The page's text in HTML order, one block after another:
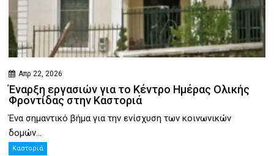
Απρ 22, 2026
Έναρξη εργασιών για το Κέντρο Ημέρας Ολικής
Φροντίδας στην Καστοριά
Ένα σημαντικό βήμα για την ενίσχυση των κοινωνικών
δομών...
Καστοριά